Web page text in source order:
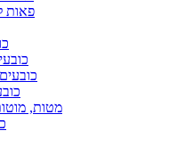
פאות
מטות,